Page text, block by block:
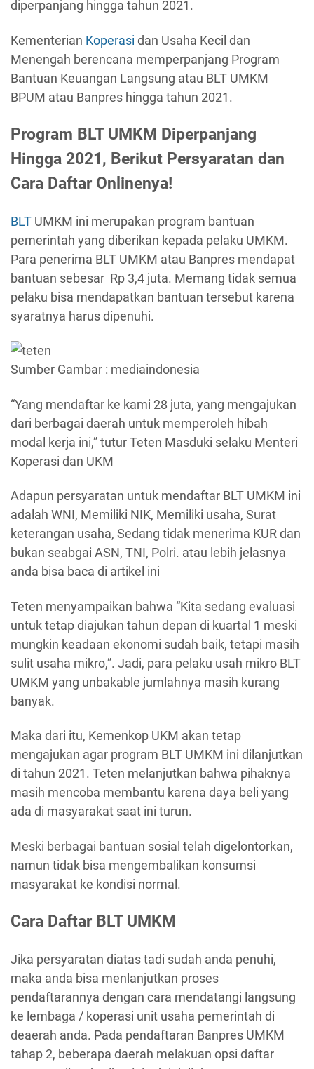
diperpanjang hingga tahun 2021.
Kementerian Koperasi dan Usaha Kecil dan
Menengah berencana memperpanjang Program
Bantuan Keuangan Langsung atau BLT UMKM
BPUM atau Banpres hingga tahun 2021.
Program BLT UMKM Diperpanjang
Hingga 2021, Berikut Persyaratan dan
Cara Daftar Onlinenya!
BLT UMKM ini merupakan program bantuan
pemerintah yang diberikan kepada pelaku UMKM.
Para penerima BLT UMKM atau Banpres mendapat
bantuan sebesar Rp 3,4 juta. Memang tidak semua
pelaku bisa mendapatkan bantuan tersebut karena
syaratnya harus dipenuhi.
Sumber Gambar : mediaindonesia
“Yang mendaftar ke kami 28 juta, yang mengajukan
dari berbagai daerah untuk memperoleh hibah
modal kerja ini,” tutur Teten Masduki selaku Menteri
Koperasi dan UKM
Adapun persyaratan untuk mendaftar BLT UMKM ini
adalah WNI, Memiliki NIK, Memiliki usaha, Surat
keterangan usaha, Sedang tidak menerima KUR dan
bukan seabgai ASN, TNI, Polri. atau lebih jelasnya
anda bisa baca di artikel ini
Teten menyampaikan bahwa “Kita sedang evaluasi
untuk tetap diajukan tahun depan di kuartal 1 meski
mungkin keadaan ekonomi sudah baik, tetapi masih
sulit usaha mikro,”. Jadi, para pelaku usah mikro BLT
UMKM yang unbakable jumlahnya masih kurang
banyak.
Maka dari itu, Kemenkop UKM akan tetap
mengajukan agar program BLT UMKM ini dilanjutkan
di tahun 2021. Teten melanjutkan bahwa pihaknya
masih mencoba membantu karena daya beli yang
ada di masyarakat saat ini turun.
Meski berbagai bantuan sosial telah digelontorkan,
namun tidak bisa mengembalikan konsumsi
masyarakat ke kondisi normal.
Cara Daftar BLT UMKM
Jika persyaratan diatas tadi sudah anda penuhi,
maka anda bisa menlanjutkan proses
pendaftarannya dengan cara mendatangi langsung
ke lembaga / koperasi unit usaha pemerintah di
deaerah anda. Pada pendaftaran Banpres UMKM
tahap 2, beberapa daerah melakuan opsi daftar